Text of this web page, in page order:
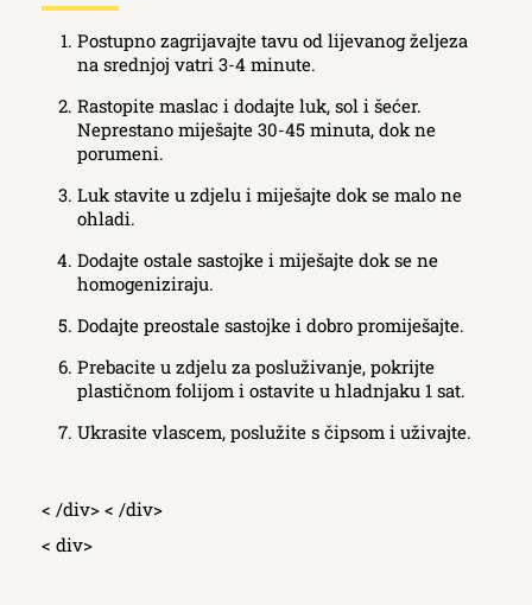
Postupno zagrijavajte tavu od lijevanog željeza
na srednjoj vatri 3-4 minute.
Rastopite maslac i dodajte luk, sol i šećer.
Neprestano miješajte 30-45 minuta, dok ne
porumeni.
Luk stavite u zdjelu i miješajte dok se malo ne
ohladi.
Dodajte ostale sastojke i miješajte dok se ne
homogeniziraju.
Dodajte preostale sastojke i dobro promiješajte.
Prebacite u zdjelu za posluživanje, pokrijte
plastičnom folijom i ostavite u hladnjaku 1 sat.
Ukrasite vlascem, poslužite s čipsom i uživajte.
< /div> < /div>
< div>